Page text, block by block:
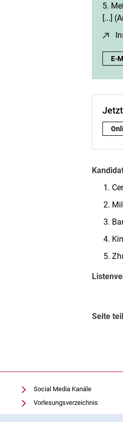
5.
[...]
E-
Seite
Social Media Kanäle
Vorlesungsverzeichnis
Moodle